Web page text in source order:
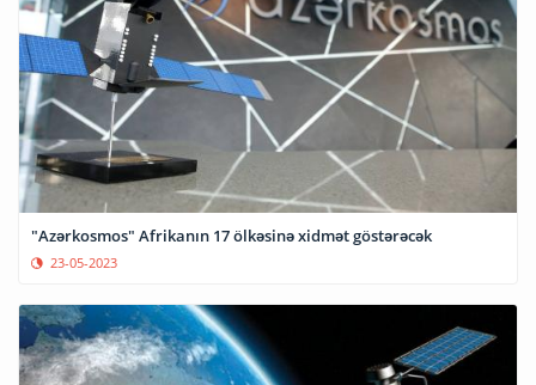
"Azərkosmos" Afrikanın 17 ölkəsinə xidmət göstərəcək
23-05-2023